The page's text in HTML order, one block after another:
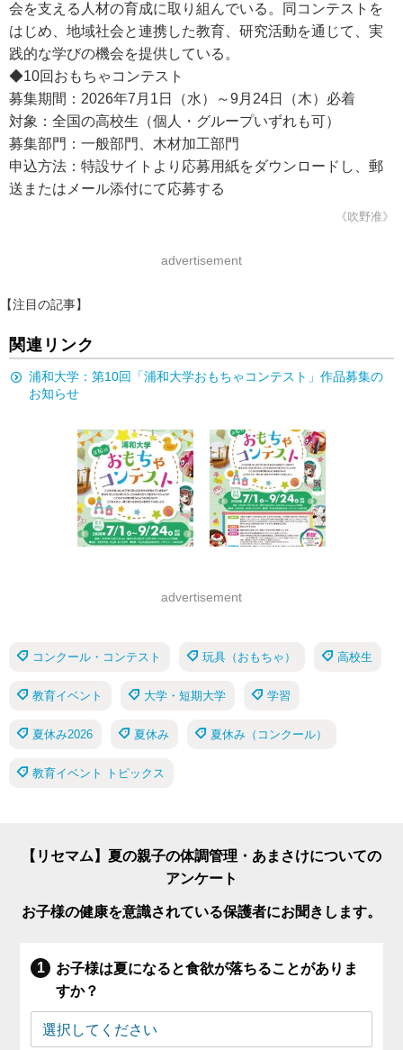
会を支える人材の育成に取り組んでいる。同コンテストを
はじめ、地域社会と連携した教育、研究活動を通じて、実
践的な学びの機会を提供している。
◆10回おもちゃコンテスト
募集期間：2026年7月1日（水）～9月24日（木）必着
対象：全国の高校生（個人・グループいずれも可）
募集部門：一般部門、木材加工部門
申込方法：特設サイトより応募用紙をダウンロードし、郵
送またはメール添付にて応募する
《吹野准》
advertisement
【注目の記事】
関連リンク
浦和大学：第10回「浦和大学おもちゃコンテスト」作品募集の
お知らせ
advertisement
コンクール・コンテスト 玩具（おもちゃ） 高校生
教育イベント 大学・短期大学 学習
夏休み2026 夏休み 夏休み（コンクール）
教育イベント トピックス
【リセマム】夏の親子の体調管理・あまさけについての
アンケート
お子様の健康を意識されている保護者にお聞きします。
お子様は夏になると食欲が落ちることがありま
すか？